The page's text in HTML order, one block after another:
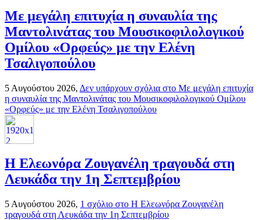
Με μεγάλη επιτυχία η συναυλία της
Μαντολινάτας του Μουσικοφιλολογικού
Ομίλου «Ορφεύς» με την Ελένη
Τσαλιγοπούλου
5 Αυγούστου 2026, Δεν υπάρχουν σχόλια στο Με μεγάλη επιτυχία
η συναυλία της Μαντολινάτας του Μουσικοφιλολογικού Ομίλου
«Ορφεύς» με την Ελένη Τσαλιγοπούλου
Η Ελεωνόρα Ζουγανέλη τραγουδά στη
Λευκάδα την 1η Σεπτεμβρίου
5 Αυγούστου 2026, 1 σχόλιο στο Η Ελεωνόρα Ζουγανέλη
τραγουδά στη Λευκάδα την 1η Σεπτεμβρίου